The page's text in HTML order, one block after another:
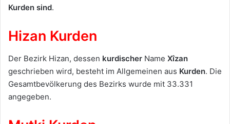
Kurden sind.
Hizan Kurden
Der Bezirk Hizan, dessen kurdischer Name Xîzan
geschrieben wird, besteht im Allgemeinen aus Kurden. Die
Gesamtbevölkerung des Bezirks wurde mit 33.331
angegeben.